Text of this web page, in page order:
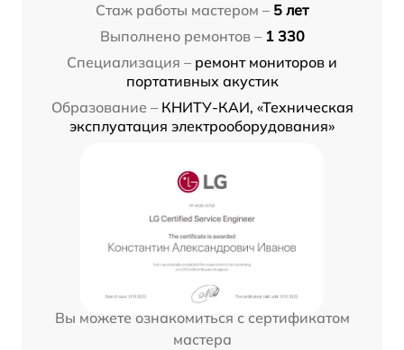
Стаж работы мастером – 5 лет
Выполнено ремонтов – 1 330
Специализация – ремонт мониторов и
портативных акустик
Образование – КНИТУ-КАИ, «Техническая
эксплуатация электрооборудования»
Вы можете ознакомиться с сертификатом
мастера